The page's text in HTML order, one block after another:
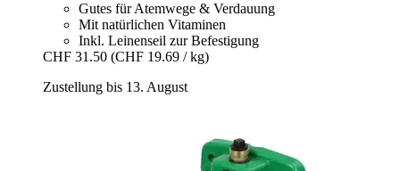
Gutes für Atemwege & Verdauung
Mit natürlichen Vitaminen
Inkl. Leinenseil zur Befestigung
CHF 31.50 (CHF 19.69 / kg)
Zustellung bis 13. August